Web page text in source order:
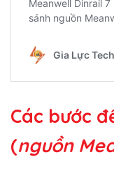
Các bước
(nguồn